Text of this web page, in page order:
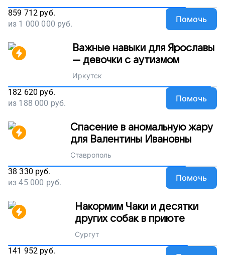
859 712 руб.
из 1 000 000 руб. Помочь
Важные навыки для Ярославы
— девочки с аутизмом
Иркутск
182 620 руб.
из 188 000 руб. Помочь
Спасение в аномальную жару
для Валентины Ивановны
Ставрополь
38 330 руб.
из45 000 руб. Помочь
Накормим Чаки и десятки
других собак в приюте
Сургут
141 952 руб.